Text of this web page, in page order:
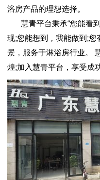
浴房产品的理想选择。
慧青平台秉承“您能看到
现;您能想到，我能做到;您
景，服务于淋浴房行业。
煌;加入慧青平台，享受成